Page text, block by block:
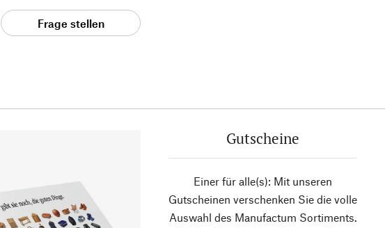
Frage stellen
Gutscheine
Einer für alle(s): Mit unseren
Gutscheinen verschenken Sie die volle
Auswahl des Manufactum Sortiments.